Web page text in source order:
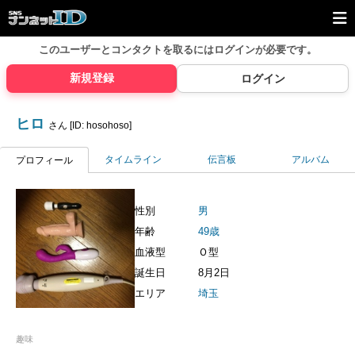
このユーザーとコンタクトを取るにはログインが必要です。
新規登録 ログイン
ヒロ さん [ID: hosohoso]
プロフィール タイムライン 伝言板 アルバム
性別
男
年齢
49歳
血液型
Ｏ型
誕生日
8月2日
エリア
埼玉
趣味